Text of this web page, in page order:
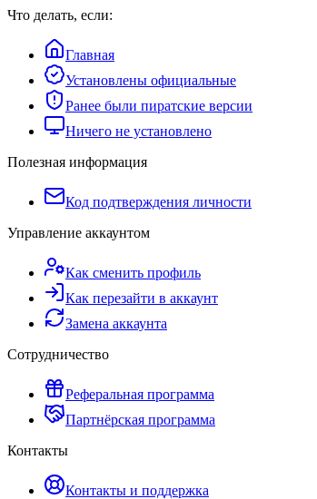
Что делать, если:
Главная
Установлены официальные
Ранее были пиратские версии
Ничего не установлено
Полезная информация
Код подтверждения личности
Управление аккаунтом
Как сменить профиль
Как перезайти в аккаунт
Замена аккаунта
Сотрудничество
Реферальная программа
Партнёрская программа
Контакты
Контакты и поддержка